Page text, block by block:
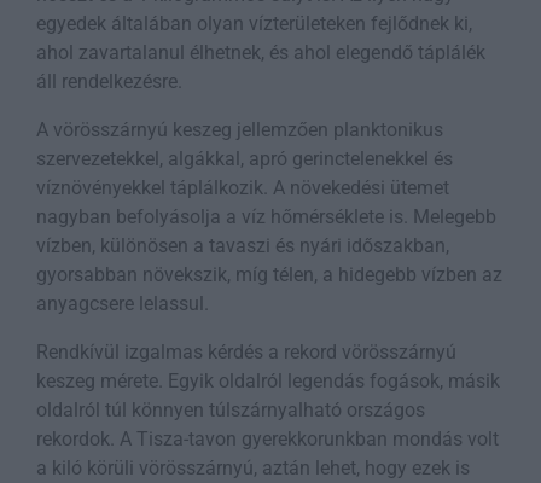
egyedek általában olyan vízterületeken fejlődnek ki,
ahol zavartalanul élhetnek, és ahol elegendő táplálék
áll rendelkezésre.
A vörösszárnyú keszeg jellemzően planktonikus
szervezetekkel, algákkal, apró gerinctelenekkel és
víznövényekkel táplálkozik. A növekedési ütemet
nagyban befolyásolja a víz hőmérséklete is. Melegebb
vízben, különösen a tavaszi és nyári időszakban,
gyorsabban növekszik, míg télen, a hidegebb vízben az
anyagcsere lelassul.
Rendkívül izgalmas kérdés a rekord vörösszárnyú
keszeg mérete. Egyik oldalról legendás fogások, másik
oldalról túl könnyen túlszárnyalható országos
rekordok. A Tisza-tavon gyerekkorunkban mondás volt
a kiló körüli vörösszárnyú, aztán lehet, hogy ezek is